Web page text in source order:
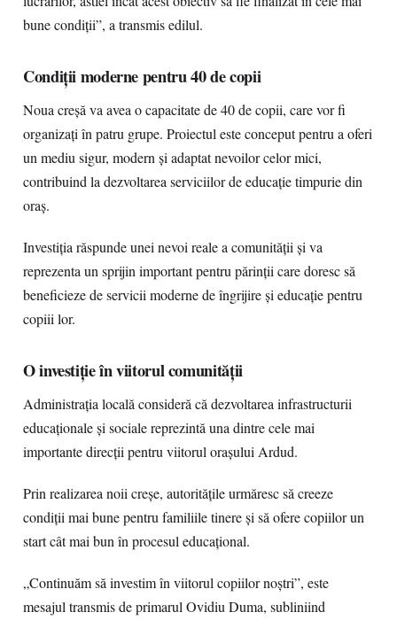
bune condiții”, a transmis edilul.
Condiții moderne pentru 40 de copii
Noua creșă va avea o capacitate de 40 de copii, care vor fi
organizați în patru grupe. Proiectul este conceput pentru a oferi
un mediu sigur, modern și adaptat nevoilor celor mici,
contribuind la dezvoltarea serviciilor de educație timpurie din
oraș.
Investiția răspunde unei nevoi reale a comunității și va
reprezenta un sprijin important pentru părinții care doresc să
beneficieze de servicii moderne de îngrijire și educație pentru
copiii lor.
O investiție în viitorul comunității
Administrația locală consideră că dezvoltarea infrastructurii
educaționale și sociale reprezintă una dintre cele mai
importante direcții pentru viitorul orașului Ardud.
Prin realizarea noii creșe, autoritățile urmăresc să creeze
condiții mai bune pentru familiile tinere și să ofere copiilor un
start cât mai bun în procesul educațional.
„Continuăm să investim în viitorul copiilor noștri”, este
mesajul transmis de primarul Ovidiu Duma, subliniind